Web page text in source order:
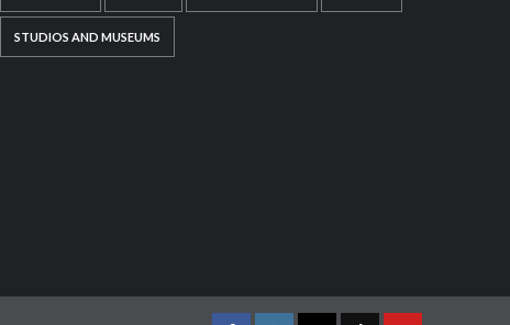
STUDIOS AND MUSEUMS